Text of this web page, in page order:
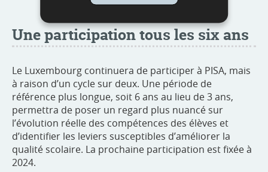
Une participation tous les six ans
Le Luxembourg continuera de participer à PISA, mais
à raison d’un cycle sur deux. Une période de
référence plus longue, soit 6 ans au lieu de 3 ans,
permettra de poser un regard plus nuancé sur
l’évolution réelle des compétences des élèves et
d’identifier les leviers susceptibles d’améliorer la
qualité scolaire. La prochaine participation est fixée à
2024.